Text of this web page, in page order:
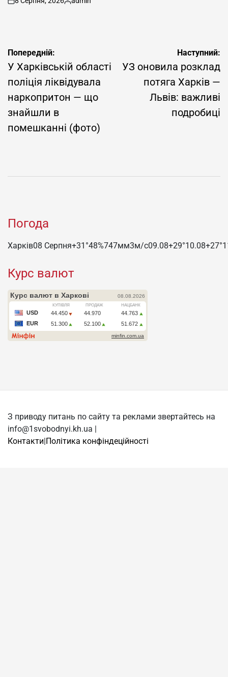
on Опубліковано
Навігація
записів
Попередній:
У Харківській області
поліція ліквідувала
наркопритон — що
знайшли в
помешканні (фото)
Наступний:
УЗ оновила розклад
потяга Харків —
Львів: важливі
подробиці
Погода
Харків08 Серпня+31°48%747мм3м/c09.08+29°10.08+27°
Курс валют
З приводу питань по сайту та реклами звертайтесь на
info@1svobodnyi.kh.ua |
Контакти|Політика конфіндеційності